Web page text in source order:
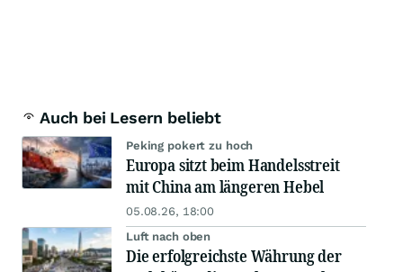
Auch bei Lesern beliebt
Peking pokert zu hoch
Europa sitzt beim Handelsstreit
mit China am längeren Hebel
05.08.26, 18:00
Luft nach oben
Die erfolgreichste Währung der